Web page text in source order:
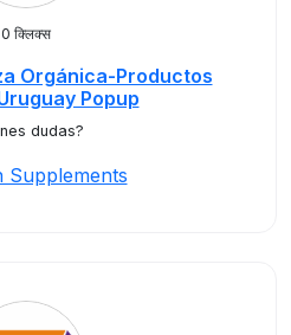
0 क्लिक्स
Orgánica-Productos
Popup
dudas?
Supplements